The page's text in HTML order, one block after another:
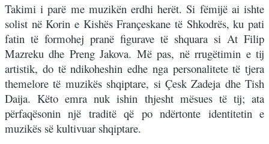
Takimi i parë me muzikën erdhi herët. Si fëmijë ai ishte
solist në Korin e Kishës Françeskane të Shkodrës, ku pati
fatin të formohej pranë figurave të shquara si At Filip
Mazreku dhe Preng Jakova. Më pas, në rrugëtimin e tij
artistik, do të ndikoheshin edhe nga personalitete të tjera
themelore të muzikës shqiptare, si Çesk Zadeja dhe Tish
Daija. Këto emra nuk ishin thjesht mësues të tij; ata
përfaqësonin një traditë që po ndërtonte identitetin e
muzikës së kultivuar shqiptare.